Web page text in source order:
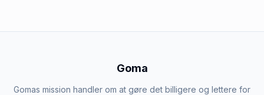
Goma
Gomas mission handler om at gøre det billigere og lettere for